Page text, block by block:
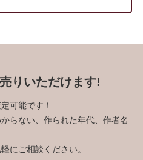
りいただけます!
可能です！
らない、作られた年代、作者名
にご相談ください。